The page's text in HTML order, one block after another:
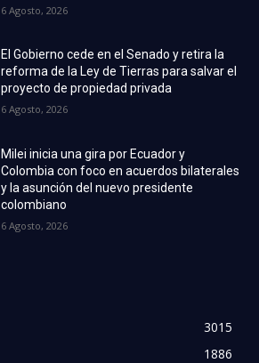
6 Agosto, 2026
El Gobierno cede en el Senado y retira la
reforma de la Ley de Tierras para salvar el
proyecto de propiedad privada
6 Agosto, 2026
Milei inicia una gira por Ecuador y
Colombia con foco en acuerdos bilaterales
y la asunción del nuevo presidente
colombiano
6 Agosto, 2026
3015
1886